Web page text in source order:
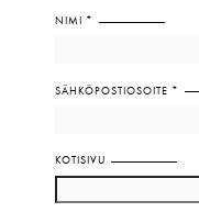
NIMI *
SÄHKÖPOSTIOSOITE *
KOTISIVU